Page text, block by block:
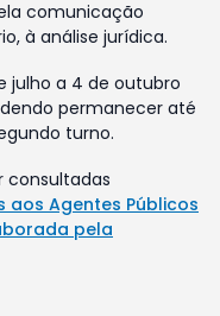
comunicação
à análise jurídica.
julho a 4 de outubro
permanecer até
turno.
consultadas
Agentes Públicos
pela